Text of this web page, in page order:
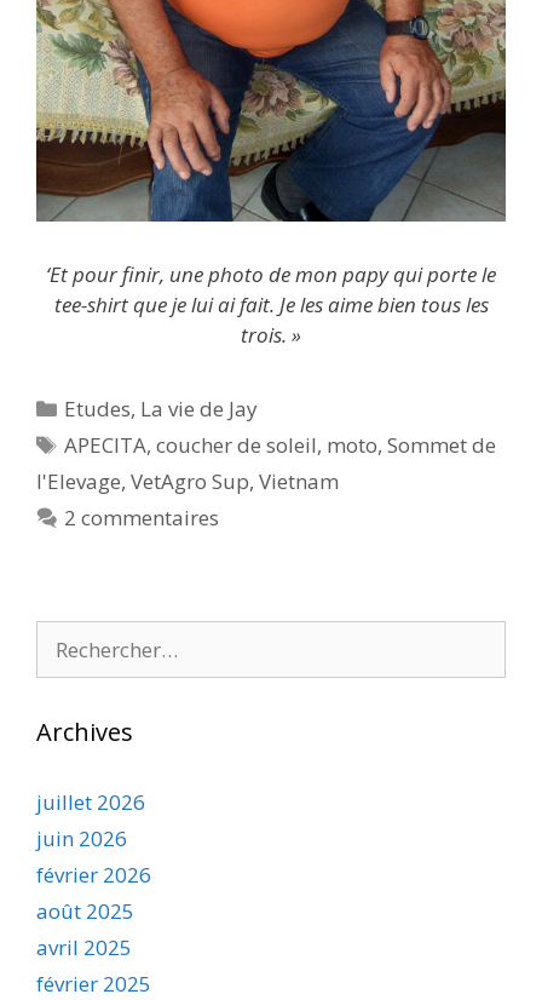
‘Et pour finir, une photo de mon papy qui porte le
tee-shirt que je lui ai fait. Je les aime bien tous les
trois. »
Catégories
Etudes, La vie de Jay
Étiquettes
APECITA,coucher de soleil, moto,Sommet de
l'Elevage, VetAgro Sup, Vietnam
2 commentaires
Archives
juillet 2026
juin 2026
février 2026
août 2025
avril 2025
février 2025